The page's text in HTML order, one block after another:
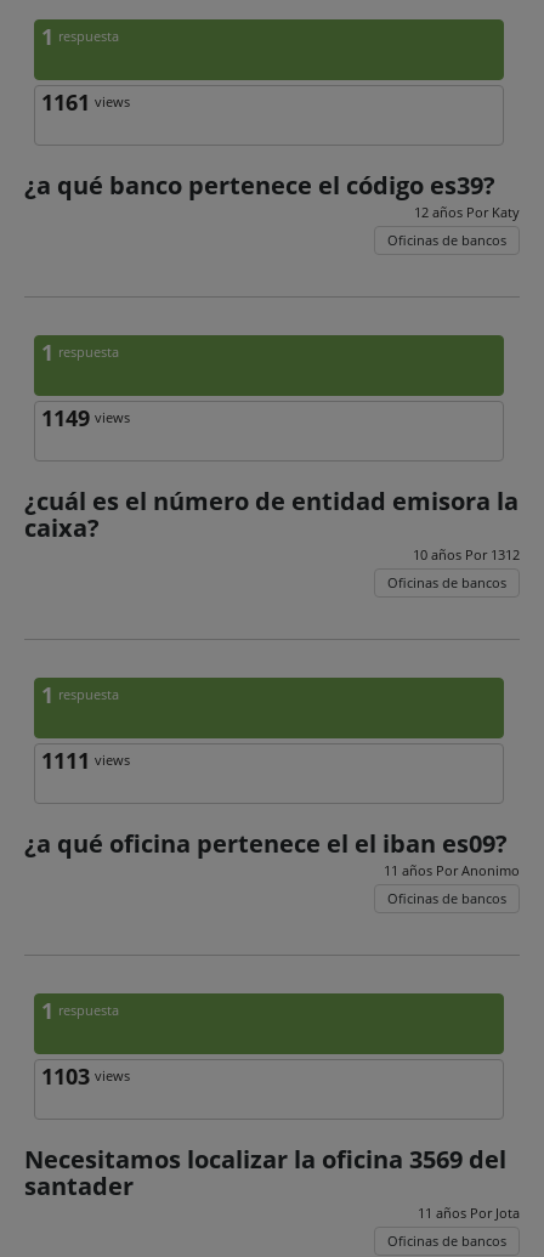
1 respuesta
1161 views
¿a qué banco pertenece el código es39?
12 años Por Katy
Oficinas de bancos
1 respuesta
1149 views
¿cuál es el número de entidad emisora la
caixa?
10 años Por 1312
Oficinas de bancos
1 respuesta
1111 views
¿a qué oficina pertenece el el iban es09?
11 años PorAnonimo
Oficinas de bancos
1 respuesta
1103 views
Necesitamos localizar la oficina 3569 del
santader
11 años Por Jota
Oficinas de bancos